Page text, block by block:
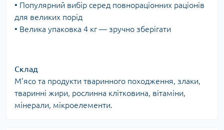
• Популярний вибір серед повнораціонних раціонів
для великих порід
• Велика упаковка 4 кг — зручно зберігати
Склад
М’ясо та продукти тваринного походження, злаки,
тваринні жири, рослинна клітковина, вітаміни,
мінерали, мікроелементи.